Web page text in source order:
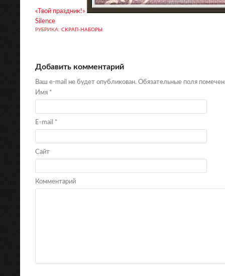
«Твой праздник!»
Silence
РУБРИКА: СКРАП-НАБОРЫ .
Добавить комментарий
Ваш e-mail не будет опубликован. Обязательные поля
Имя *
E-mail *
Сайт
Комментарий